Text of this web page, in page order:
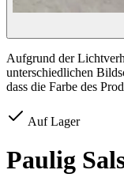
Aufgrund der
unterschiedlichen
dass die Farbe des
Auf Lager
Paulig